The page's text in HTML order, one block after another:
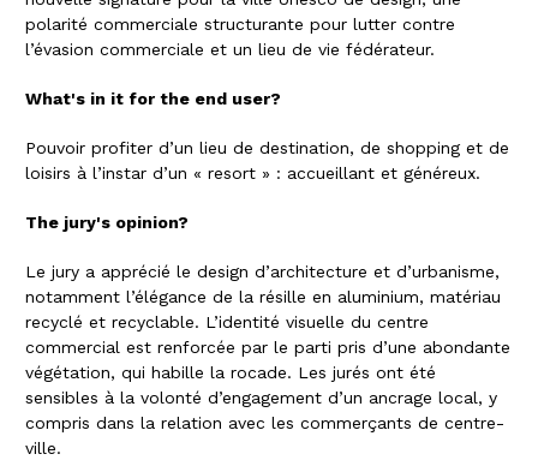
polarité commerciale structurante pour lutter contre
l’évasion commerciale et un lieu de vie fédérateur.
What's in it for the end user?
Pouvoir profiter d’un lieu de destination, de shopping et de
loisirs à l’instar d’un « resort » : accueillant et généreux.
The jury's opinion?
Le jury a apprécié le design d’architecture et d’urbanisme,
notamment l’élégance de la résille en aluminium, matériau
recyclé et recyclable. L’identité visuelle du centre
commercial est renforcée par le parti pris d’une abondante
végétation, qui habille la rocade. Les jurés ont été
sensibles à la volonté d’engagement d’un ancrage local, y
compris dans la relation avec les commerçants de centre-
ville.